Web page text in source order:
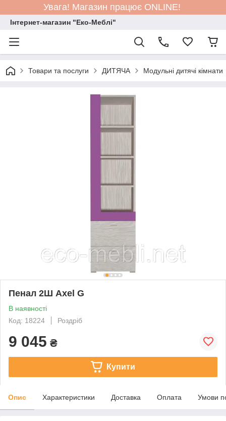
Увага! Магазин працює ONLINE!
Інтернет-магазин "Еко-Меблі"
Товари та послуги ДИТЯЧА Модульні дитячі кімнати
Пенал 2Ш Axel G
В наявності
Код: 18224
Роздріб
9 045 ₴
Купити
Опис Характеристики Доставка Оплата Умови